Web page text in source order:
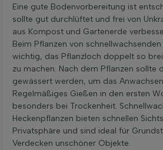
Eine gute Bodenvorbereitung ist
sollte gut durchlüftet und frei von
aus Kompost und Gartenerde
Beim Pflanzen von
wichtig, das Pflanzloch doppelt so
zu machen. Nach dem Pflanzen sollte
gewässert werden, um das
Regelmäßiges Gießen in den ersten
besonders bei Trockenheit.
Heckenpflanzen bieten schnellen
Privatsphäre und sind ideal für
Verdecken unschöner Objekte.